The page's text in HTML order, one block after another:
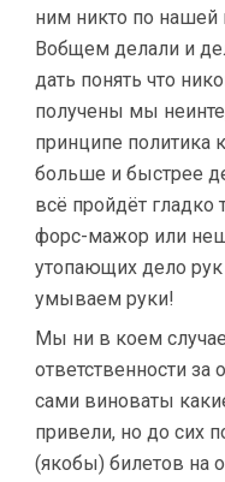
ним никто по нашей
Вобщем делали и
дать понять что
получены мы
принципе
больше и быстрее
всё пройдёт гладко
форс-мажор или
утопающих дело
умываем руки!
Мы ни в коем
ответственности
сами виноваты
привели, но до сих
(якобы) билетов на